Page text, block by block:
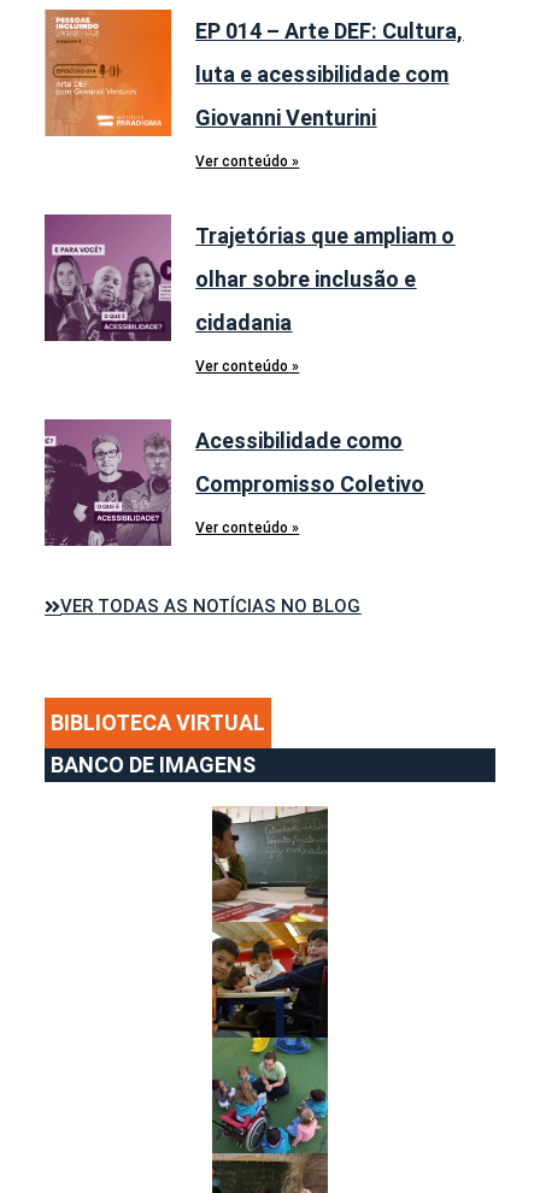
EP 014 – Arte DEF: Cultura,
luta e acessibilidade com
Giovanni Venturini
Ver conteúdo »
Trajetórias que ampliam o
olhar sobre inclusão e
cidadania
Ver conteúdo »
Acessibilidade como
Compromisso Coletivo
Ver conteúdo »
VER TODAS AS NOTÍCIAS NO BLOG
BIBLIOTECA VIRTUAL
BANCO DE IMAGENS